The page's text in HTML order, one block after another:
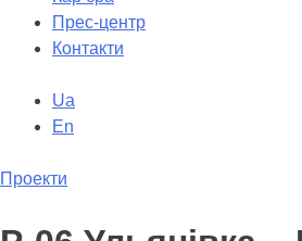
Прес-центр
Контакти
Ua
En
Проекти